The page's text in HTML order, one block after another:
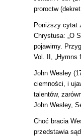
proroctw
Poniższy cytat
Chrystusa: „O
pojawimy.
Vol. II, „Hymns
John Wesley
ciemności, i
talentów,
John Wesley,
Choć bracia
przedstawia